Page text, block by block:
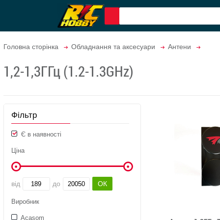
Головна сторінка Обладнання та аксесуари Антени
1,2-1,3ГГц (1.2-1.3GHz)
Фільтр
Є в наявності
Ціна
від до
Виробник
Acasom